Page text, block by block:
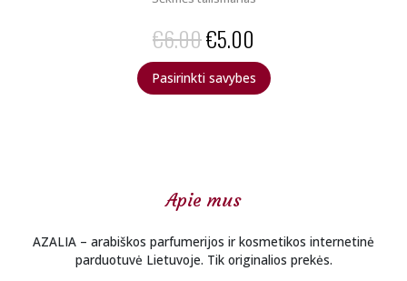
€6.00Original
price
was:
€5.00
price
is:
Pasirinkti savybes
This
chosen
on
Apie mus
AZALIA – arabiškos parfumerijos ir kosmetikos internetinė
parduotuvė Lietuvoje. Tik originalios prekės.